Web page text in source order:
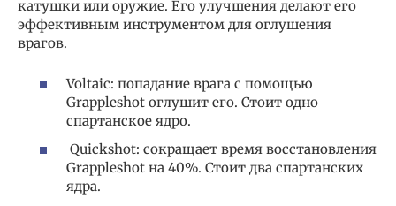
катушки или оружие. Его улучшения делают его
эффективным инструментом для оглушения
врагов.
Voltaic: попадание врага с помощью
Grappleshot оглушит его. Стоит одно
спартанское ядро.
Quickshot: сокращает время восстановления
Grappleshot на 40%. Стоит два спартанских
ядра.